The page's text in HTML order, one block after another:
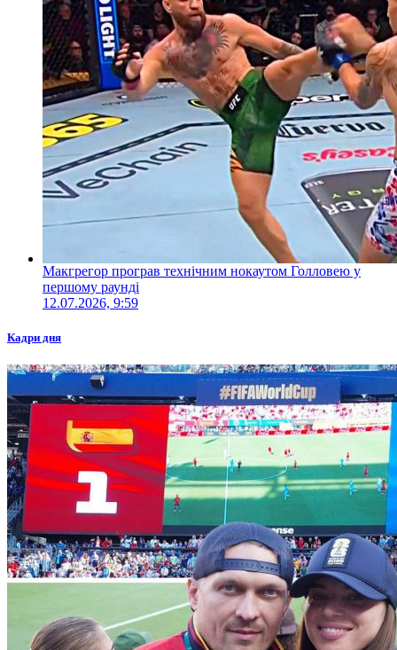
Макгрегор програв технічним нокаутом Голловею у
першому раунді
12.07.2026, 9:59
Кадри дня